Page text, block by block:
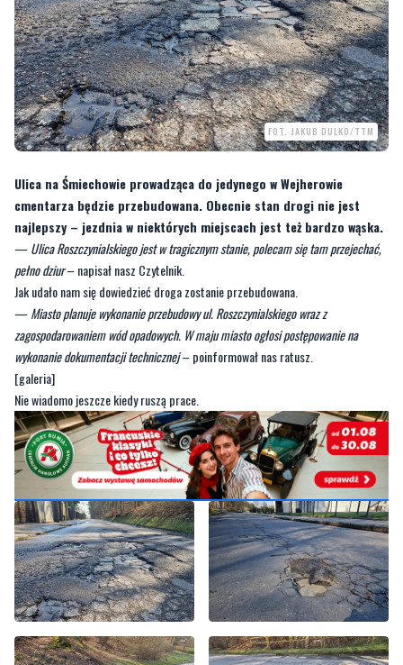
FOT. JAKUB DULKO/TTM
Ulica na Śmiechowie prowadząca do jedynego w Wejherowie
cmentarza będzie przebudowana. Obecnie stan drogi nie jest
—Ulica Roszczynialskiego jest w tragicznym stanie, polecam się tam przejechać,
pełno dziur– napisał nasz Czytelnik.
Jak udało nam się dowiedzieć droga zostanie przebudowana.
— Miasto planuje wykonanie przebudowy ul. Roszczynialskiego wraz z
zagospodarowaniem wód opadowych. W maju miasto ogłosi postępowanie na
wykonanie dokumentacji technicznej– poinformował nas ratusz.
[galeria]
Nie wiadomo jeszcze kiedy ruszą prace.